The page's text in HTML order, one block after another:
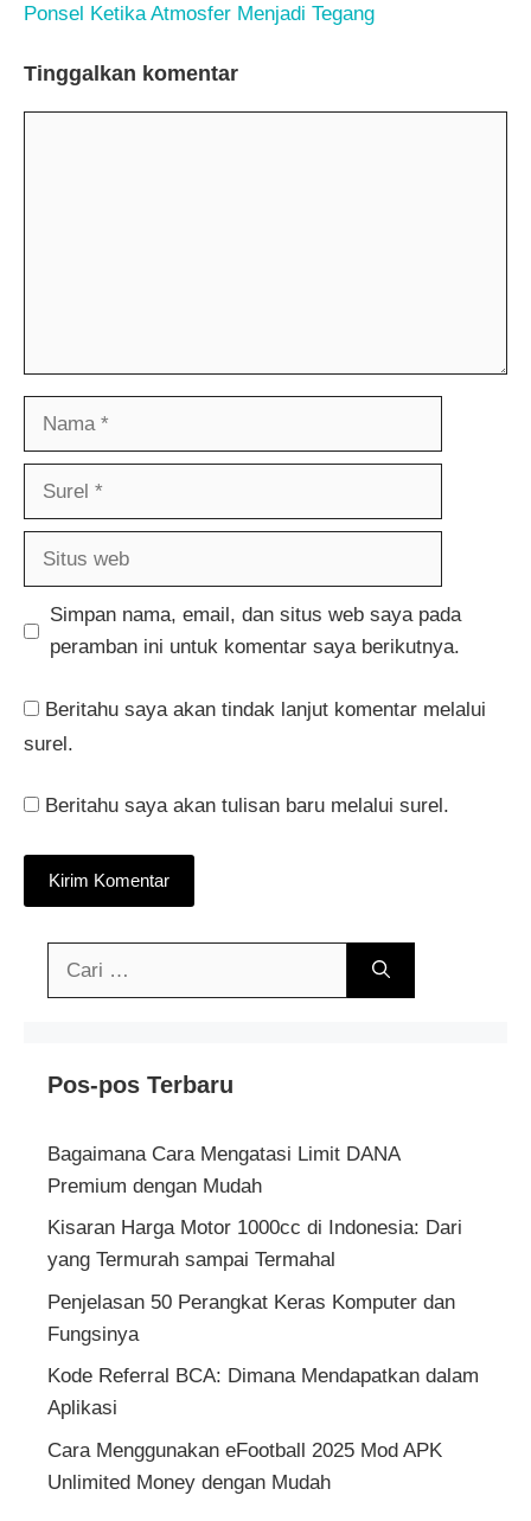
Ponsel Ketika Atmosfer Menjadi Tegang
Tinggalkan komentar
Nama
Surel
Situs
Simpan nama, email, dan situs web saya pada
peramban ini untuk komentar saya berikutnya.
Beritahu saya akan tindak lanjut komentar melalui
surel.
Beritahu saya akan tulisan baru melalui surel.
Pos-pos Terbaru
Bagaimana Cara Mengatasi Limit DANA
Premium dengan Mudah
Kisaran Harga Motor 1000cc di Indonesia: Dari
yang Termurah sampai Termahal
Penjelasan 50 Perangkat Keras Komputer dan
Fungsinya
Kode Referral BCA: Dimana Mendapatkan dalam
Aplikasi
Cara Menggunakan eFootball 2025 Mod APK
Unlimited Money dengan Mudah